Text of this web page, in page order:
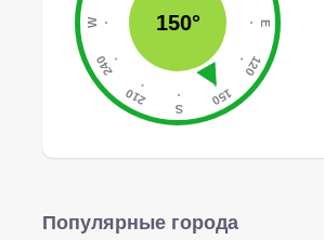
150°
Популярные города